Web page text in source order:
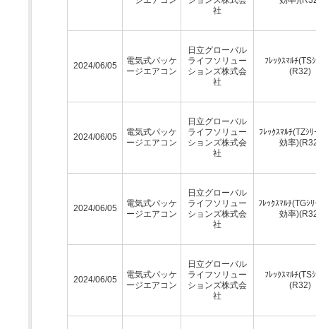
社
2024/06/05
電気式パッケ
ージエアコン
日立グローバル
ライフソリュー
ションズ株式会
社
ﾌﾚｯｸｽﾏﾙﾁ(TS
(R32)
2024/06/05
電気式パッケ
ージエアコン
日立グローバル
ライフソリュー
ションズ株式会
社
ﾌﾚｯｸｽﾏﾙﾁ(TZｼ
効率
2024/06/05
電気式パッケ
ージエアコン
日立グローバル
ライフソリュー
ションズ株式会
社
ﾌﾚｯｸｽﾏﾙﾁ(TGｼ
効率
2024/06/05
電気式パッケ
ージエアコン
日立グローバル
ライフソリュー
ションズ株式会
社
ﾌﾚｯｸｽﾏﾙﾁ(TS
(R32)